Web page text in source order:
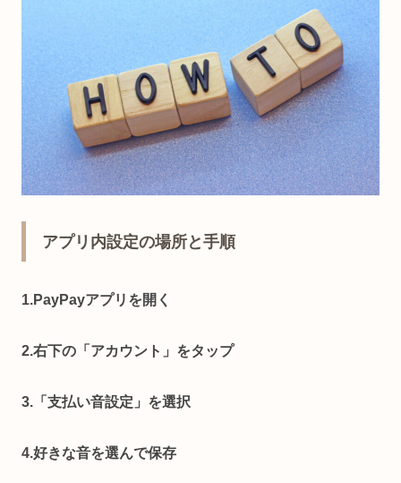
アプリ内設定の場所と手順
1.PayPayアプリを開く
2.右下の「アカウント」をタップ
3.「支払い音設定」を選択
4.好きな音を選んで保存